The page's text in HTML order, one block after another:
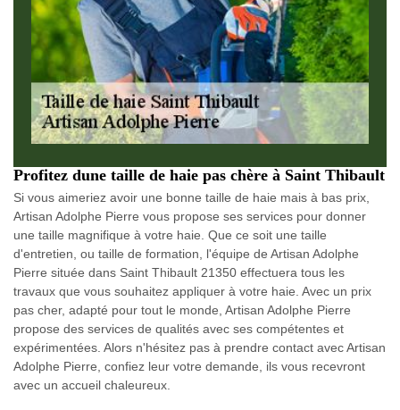
Profitez dune taille de haie pas chère à Saint Thibault
Si vous aimeriez avoir une bonne taille de haie mais à bas prix,
Artisan Adolphe Pierre vous propose ses services pour donner
une taille magnifique à votre haie. Que ce soit une taille
d'entretien, ou taille de formation, l'équipe de Artisan Adolphe
Pierre située dans Saint Thibault 21350 effectuera tous les
travaux que vous souhaitez appliquer à votre haie. Avec un prix
pas cher, adapté pour tout le monde, Artisan Adolphe Pierre
propose des services de qualités avec ses compétentes et
expérimentées. Alors n'hésitez pas à prendre contact avec Artisan
Adolphe Pierre, confiez leur votre demande, ils vous recevront
avec un accueil chaleureux.